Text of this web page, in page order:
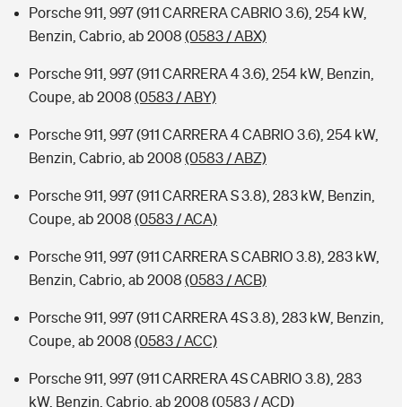
Porsche 911, 997 (911 CARRERA CABRIO 3.6), 254 kW,
Benzin, Cabrio, ab 2008 (0583 / ABX)
Porsche 911, 997 (911 CARRERA 4 3.6), 254 kW, Benzin,
Coupe, ab 2008 (0583 / ABY)
Porsche 911, 997 (911 CARRERA 4 CABRIO 3.6), 254 kW,
Benzin, Cabrio, ab 2008 (0583 / ABZ)
Porsche 911, 997 (911 CARRERA S 3.8), 283 kW, Benzin,
Coupe, ab 2008 (0583 / ACA)
Porsche 911, 997 (911 CARRERA S CABRIO 3.8), 283 kW,
Benzin, Cabrio, ab 2008 (0583 / ACB)
Porsche 911, 997 (911 CARRERA 4S 3.8), 283 kW, Benzin,
Coupe, ab 2008 (0583 / ACC)
Porsche 911, 997 (911 CARRERA 4S CABRIO 3.8), 283
kW, Benzin, Cabrio, ab 2008 (0583 / ACD)